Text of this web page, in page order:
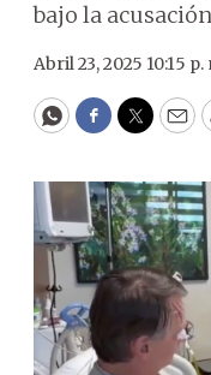
bajo la
Abril 23, 2025 10:15 p.
WhatsApp
Facebook